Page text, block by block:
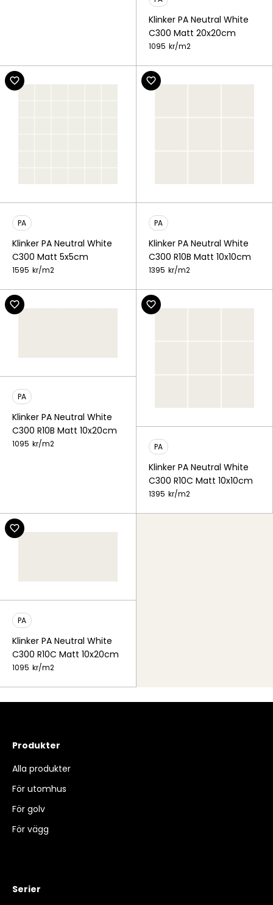
Klinker PA Neutral White
C300 Matt 20x20cm
1095 kr/m2
PA
Klinker PA Neutral White
C300 Matt 5x5cm
1595 kr/m2
PA
Klinker PA Neutral White
C300 R10B Matt 10x10cm
1395 kr/m2
PA
Klinker PA Neutral White
C300 R10B Matt 10x20cm
1095 kr/m2 PA
Klinker PA Neutral White
C300 R10C Matt 10x10cm
1395 kr/m2
PA
Klinker PA Neutral White
C300 R10C Matt 10x20cm
1095 kr/m2
Produkter
Alla produkter
För utomhus
För golv
För vägg
Serier